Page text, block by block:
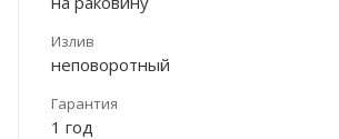
Излив
неповоротный
Гарантия
1 год